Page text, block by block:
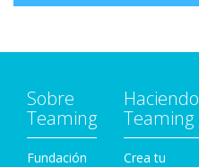
Sobre
Teaming
Fundación
Haciendo
Teaming
Crea tu